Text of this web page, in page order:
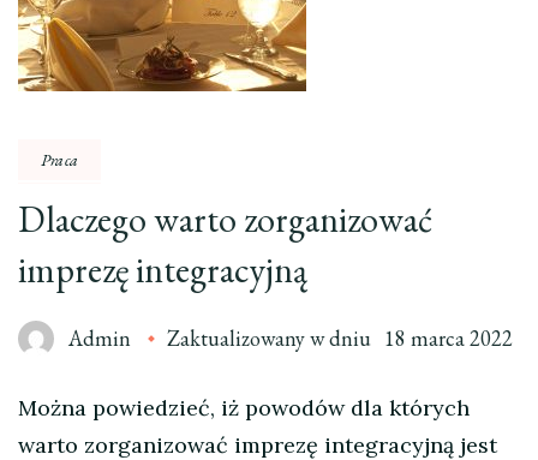
Praca
Dlaczego warto zorganizować
imprezę integracyjną
Admin Zaktualizowany w dniu 18 marca 2022
Można powiedzieć, iż powodów dla których
warto zorganizować imprezę integracyjną jest